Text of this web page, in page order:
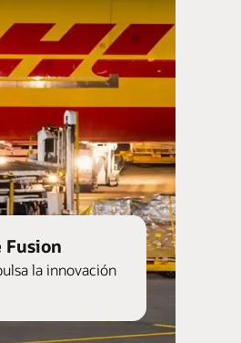
Fusion
la innovación